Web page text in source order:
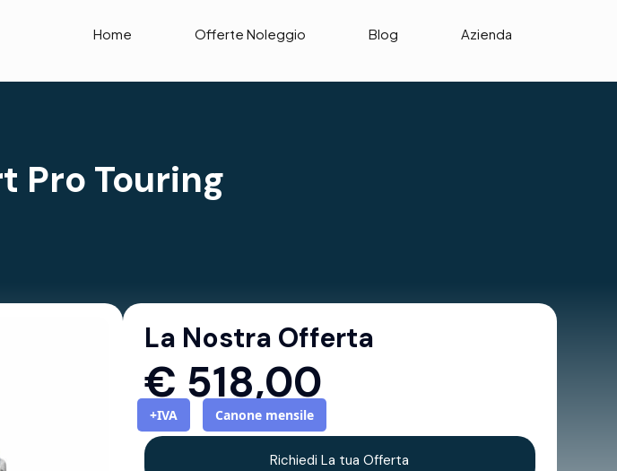
Home Offerte Noleggio Blog Azienda
Pro Touring
La Nostra Offerta
€ 518,00
+IVA Canone mensile
Richiedi La tua Offerta